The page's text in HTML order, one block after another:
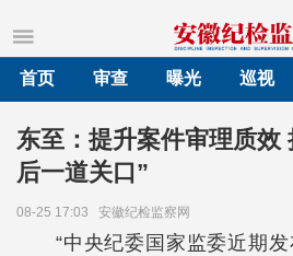
首页
审查 曝光 巡视
东至：提升案件审理质效
后一道关口”
08-25 17:03 安徽纪检监察网
“中央纪委国家监委近期